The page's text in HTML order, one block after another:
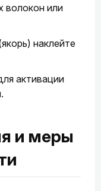
волокон или
наклейте
активации
и меры